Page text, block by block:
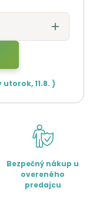
utorok,11.8. )
Bezpečný nákup u
overeného
predajcu